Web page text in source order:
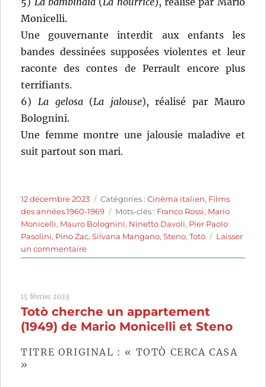
Monicelli.
Une gouvernante interdit aux enfants les
bandes dessinées supposées violentes et leur
raconte des contes de Perrault encore plus
terrifiants.
6) La gelosa(La jalouse), réalisé par Mauro
Bolognini.
Une femme montre une jalousie maladive et
suit partout son mari.
Publié
le
12 décembre 2023 Catégories
Catégories :Cinéma italien, Films
des années 1960-1969
Étiquettes
Mots-clés : Franco Rossi, Mario
Monicelli, Mauro Bolognini, Ninetto Davoli, Pier Paolo
Pasolini, Pino Zac,Silvana Mangano,Steno,Totò
Laisser
un commentairesur
Caprice
de
Mauro
Mario
15 février 2023
Totò cherche un appartement
(1949) de Mario Monicelli et Steno
TITRE ORIGINAL : « TOTÒ CERCA CASA
»